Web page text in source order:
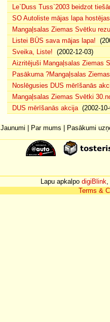
Le`Duss Tuss`2003 beidzot
SO Autoliste mājas lapa
Mangaļsalas Ziemas Svētku
Listei BŪS sava mājas lapa!
Sveika, Liste! (2002-12-03)
Aizritējuši Mangaļsalas Ziemas
Pasākuma ?Mangaļsalas
Noslēgusies DUS mērīšanās
Mangaļsalas Ziemas Svētki
DUS mērīšanās akcija(2002-10-
Jaunumi Par mums Pasākumi
Lapu apkalpo digiBlink,
Terms &